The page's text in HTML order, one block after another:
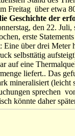
Freitag über etwa
Geschichte der
den 22. Juli,
erste
Eine über drei Meter
selbsttätig
auf eine
liefert.. Das
mineralisiert (leicht
sprechen
könnte daher